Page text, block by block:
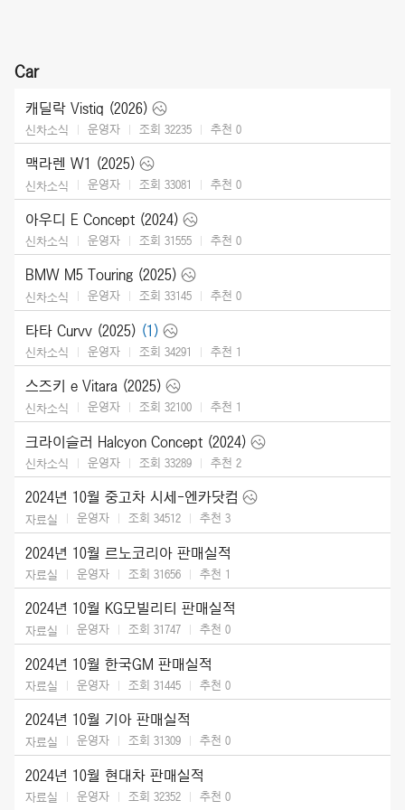
Car
캐딜락 Vistiq (2026)
신차소식 운영자 조회 32235 추천 0
맥라렌 W1 (2025)
신차소식 운영자 조회 33081 추천 0
아우디 E Concept (2024)
신차소식 운영자 조회 31555 추천 0
BMW M5 Touring (2025)
신차소식 운영자 조회 33145 추천 0
타타 Curvv (2025) (1)
신차소식 운영자 조회 34291 추천 1
스즈키 e Vitara (2025)
신차소식 운영자 조회 32100 추천 1
크라이슬러 Halcyon Concept (2024)
신차소식 운영자 조회 33289 추천 2
2024년 10월 중고차 시세-엔카닷컴
자료실 운영자 조회 34512 추천 3
2024년 10월 르노코리아 판매실적
자료실 운영자 조회 31656 추천 1
2024년 10월 KG모빌리티 판매실적
자료실 운영자 조회 31747 추천 0
2024년 10월 한국GM 판매실적
자료실 운영자 조회 31445 추천 0
2024년 10월 기아 판매실적
자료실 운영자 조회 31309 추천 0
2024년 10월 현대차 판매실적
자료실 운영자 조회 32352 추천 0